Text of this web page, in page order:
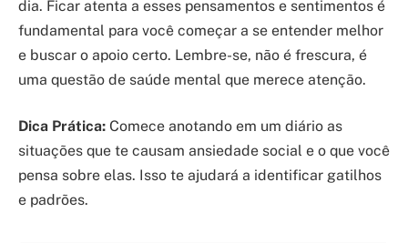
dia. Ficar atenta a esses pensamentos e sentimentos é
fundamental para você começar a se entender melhor
e buscar o apoio certo. Lembre-se, não é frescura, é
uma questão de saúde mental que merece atenção.
Dica Prática: Comece anotando em um diário as
situações que te causam ansiedade social e o que você
pensa sobre elas. Isso te ajudará a identificar gatilhos
e padrões.